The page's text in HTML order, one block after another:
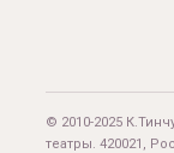
© 2010-2025
театры. 420021,